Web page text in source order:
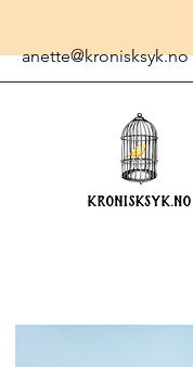
anette@kronisksyk.no